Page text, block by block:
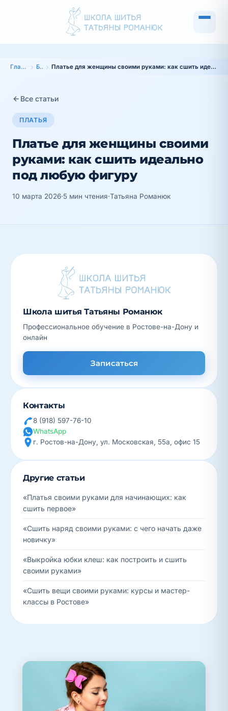
Главная Блог Платье для женщины своими руками: как сшить идеально под любую фигуру
Все статьи
ПЛАТЬЯ
Платье для женщины своими
руками: как сшить идеально
под любую фигуру
10 марта 2026·5 мин чтения·Татьяна Романюк
Школа шитья Татьяны Романюк
Профессиональное обучение в Ростове-на-Дону и
онлайн
Записаться
Контакты
8 (918) 597-76-10
WhatsApp
г. Ростов-на-Дону, ул. Московская, 55а, офис 15
Другие статьи
«Платья своими руками для начинающих: как
сшить первое»
«Сшить наряд своими руками: с чего начать даже
новичку»
«Выкройка юбки клеш: как построить и сшить
своими руками»
«Сшить вещи своими руками: курсы и мастер-
классы в Ростове»